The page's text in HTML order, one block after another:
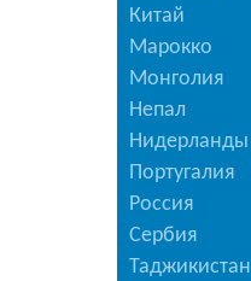
Китай
Марокко
Монголия
Непал
Нидерланды
Португалия
Россия
Сербия
Таджикистан